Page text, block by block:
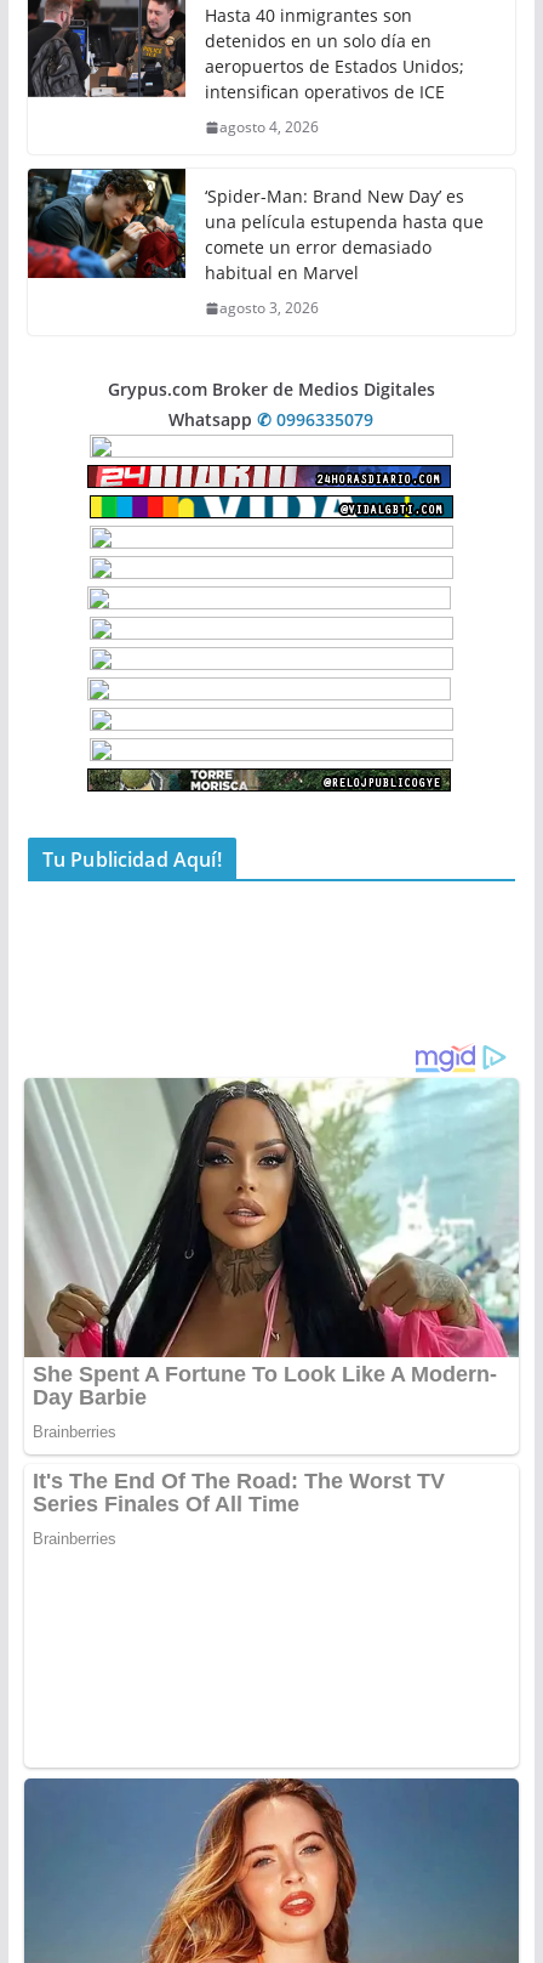
Hasta 40 inmigrantes son
detenidos en un solo día en
aeropuertos de Estados Unidos;
intensifican operativos de ICE
agosto 4, 2026
‘Spider-Man: Brand New Day’ es
una película estupenda hasta que
comete un error demasiado
habitual en Marvel
agosto 3, 2026
Grypus.com Broker de Medios Digitales
Whatsapp✆ 0996335079
Tu Publicidad Aquí!